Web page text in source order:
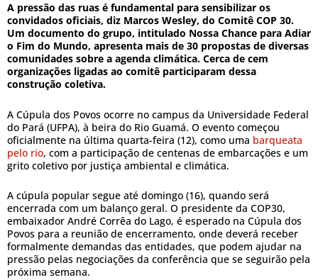
A pressão das ruas é fundamental para sensibilizar os
convidados oficiais, diz Marcos Wesley, do Comitê COP 30.
Um documento do grupo, intitulado Nossa Chance para Adiar
o Fim do Mundo, apresenta mais de 30 propostas de diversas
comunidades sobre a agenda climática. Cerca de cem
organizações ligadas ao comitê participaram dessa
construção coletiva.
A Cúpula dos Povos ocorre no campus da Universidade Federal
do Pará (UFPA), à beira do Rio Guamá. O evento começou
oficialmente na última quarta-feira (12), como uma barqueata
pelo rio, com a participação de centenas de embarcações e um
grito coletivo por justiça ambiental e climática.
A cúpula popular segue até domingo (16), quando será
encerrada com um balanço geral. O presidente da COP30,
embaixador André Corrêa do Lago, é esperado na Cúpula dos
Povos para a reunião de encerramento, onde deverá receber
formalmente demandas das entidades, que podem ajudar na
pressão pelas negociações da conferência que se seguirão pela
próxima semana.